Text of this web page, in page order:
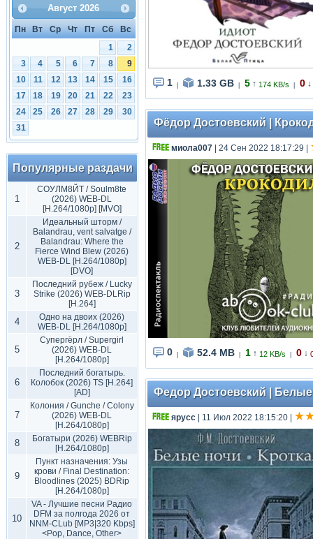
Август 2026
Пн Вт Ср Чт Пт Сб
Вс
1
2
3
4 5 6 7 8
9
10
11 12 13 14 15
16
17
18 19 20 21 22
23
24
25 26 27 28 29
30
31
Популярные раздачи
1
СОУЛМ8ЙТ / Soulm8te
(2026) WEB-DL
[H.264/1080p] [MVO]
2
Идеальный шторм /
Balandrau, vent salvatge /
Balandrau: Where the
Fierce Wind Blew (2026)
WEB-DL [H.264/1080p]
[DVO]
3
Последний рубеж / Lucky
Strike (2026) WEB-DLRip
[H.264]
4
Одно на двоих (2026)
WEB-DL [H.264/1080p]
5
Супергёрл / Supergirl
(2026) WEB-DL
[H.264/1080p]
6
Последний богатырь.
Колобок (2026) TS [H.264]
[AD]
7
Колония / Gunche / Colony
(2026) WEB-DL
[H.264/1080p]
8
Богатыри (2026) WEBRip
[H.264/1080p]
9
Пункт назначения: Узы
крови / Final Destination:
Bloodlines (2025) BDRip
[H.264/1080p]
10
VA - Лучшие песни Радио
DFM за полгода 2026 от
NNM-CLub [MP3|320 Kbps]
<Pop, Dance, Other>
1 1.33 GB 5 ↑ 174 KB/s 0 ↓
Фёдор Достоевский |
миола007 | 24 Сен 2022 18:17:29
0 52.4 MB 1 ↑ 12 KB/s 0 ↓
Федор Достоевский | Белые
ярусс | 11 Июл 2022 18:15:20